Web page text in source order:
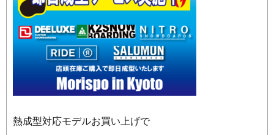
熱成型対応モデルお買い上げで